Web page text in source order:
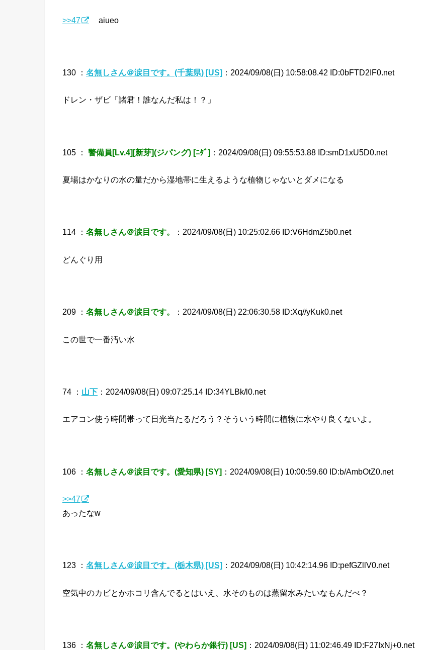
>>47 aiueo
130 ： 名無しさん＠涙目です。(千葉県) [US] ：2024/09/08(日) 10:58:08.42 ID:0bFTD2IF0.net
ドレン・ザビ「諸君！誰なんだ私は！？」
105 ： 警備員[Lv.4][新芽](ジパング) [ﾆﾀﾞ] ：2024/09/08(日) 09:55:53.88 ID:smD1xU5D0.net
夏場はかなりの水の量だから湿地帯に生えるような植物じゃないとダメになる
114 ： 名無しさん＠涙目です。 ：2024/09/08(日) 10:25:02.66 ID:V6HdmZ5b0.net
どんぐり用
209 ： 名無しさん＠涙目です。 ：2024/09/08(日) 22:06:30.58 ID:Xq//yKuk0.net
この世で一番汚い水
74 ： 山下 ：2024/09/08(日) 09:07:25.14 ID:34YLBk/l0.net
エアコン使う時間帯って日光当たるだろう？そういう時間に植物に水やり良くないよ。
106 ： 名無しさん＠涙目です。(愛知県) [SY] ：2024/09/08(日) 10:00:59.60 ID:b/AmbOtZ0.net
>>47
あったなw
123 ： 名無しさん＠涙目です。(栃木県) [US] ：2024/09/08(日) 10:42:14.96 ID:pefGZllV0.net
空気中のカビとかホコリ含んでるとはいえ、水そのものは蒸留水みたいなもんだべ？
136 ： 名無しさん＠涙目です。(やわらか銀行) [US] ：2024/09/08(日) 11:02:46.49 ID:F27IxNj+0.net